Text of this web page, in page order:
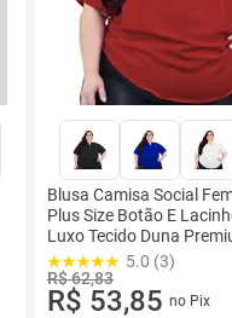
Blusa Camisa Social
Plus Size Botão E
Luxo Tecido Duna
Amassa 48 ao 58
5.0 (3)
R$ 62,83
R$ 53,85 no Pix